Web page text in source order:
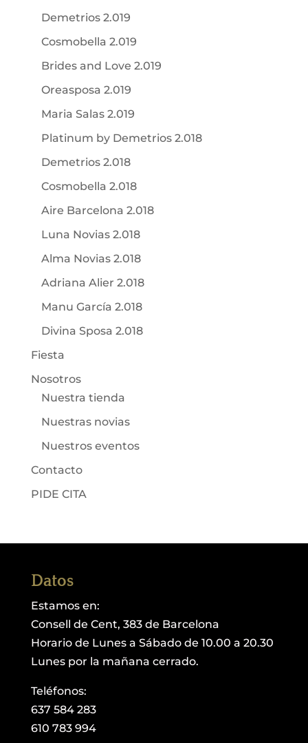
Demetrios 2.019
Cosmobella 2.019
Brides and Love 2.019
Oreasposa 2.019
Maria Salas 2.019
Platinum by Demetrios 2.018
Demetrios 2.018
Cosmobella 2.018
Aire Barcelona 2.018
Luna Novias 2.018
Alma Novias 2.018
Adriana Alier 2.018
Manu García 2.018
Divina Sposa 2.018
Fiesta
Nosotros
Nuestra tienda
Nuestras novias
Nuestros eventos
Contacto
PIDE CITA
Datos
Estamos en:
Consell de Cent, 383 de Barcelona
Horario de Lunes a Sábado de 10.00 a 20.30
Lunes por la mañana cerrado.
Teléfonos:
637 584 283
610 783 994